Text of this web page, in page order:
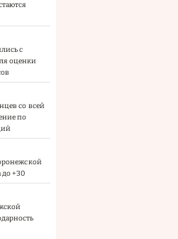
с
оценки
со всей
по
до +30